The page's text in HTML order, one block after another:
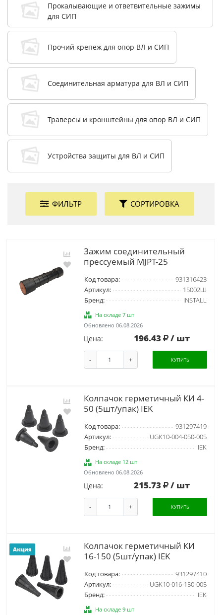
Прокалывающие и ответвительные зажимы
для СИП
Прочий крепеж для опор ВЛ и СИП
Соединительная арматура для ВЛ и СИП
Траверсы и кронштейны для опор ВЛ и СИП
Устройства защиты для ВЛ и СИП
ФИЛЬТР СОРТИРОВКА
Зажим соединительный
прессуемый MJPT-25
Код товара:
931316423
Артикул:
15002Ш
Бренд:
INSTALL
На складе 7 шт
Обновлено 06.08.2026
Цена: 196.43 / шт
- + КУПИТЬ
Колпачок герметичный КИ 4-
50 (5шт/упак) IEK
Код товара:
931297419
Артикул:
UGK10-004-050-005
Бренд:
IEK
На складе 12 шт
Обновлено 06.08.2026
Цена: 215.73 / шт
- + КУПИТЬ
Акция
Колпачок герметичный КИ
16-150 (5шт/упак) IEK
Код товара:
931297410
Артикул:
UGK10-016-150-005
Бренд:
IEK
На складе 9 шт